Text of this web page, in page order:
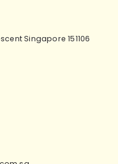
Singapore 151106